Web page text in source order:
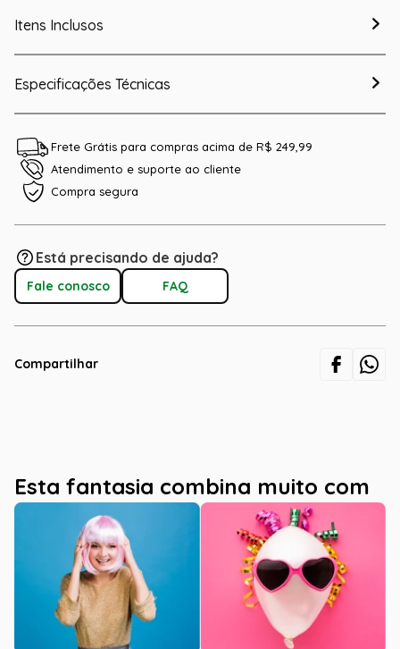
Itens Inclusos
Especificações Técnicas
Frete Grátis para compras acima de R$ 249,99
Atendimento e suporte ao cliente
Compra segura
Está precisando de ajuda?
Fale conosco FAQ
Compartilhar
Esta fantasia combina muito com